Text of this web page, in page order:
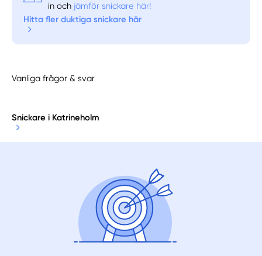
in och jämför snickare här!
Hitta fler duktiga snickare här
Vanliga frågor & svar
Snickare i Katrineholm